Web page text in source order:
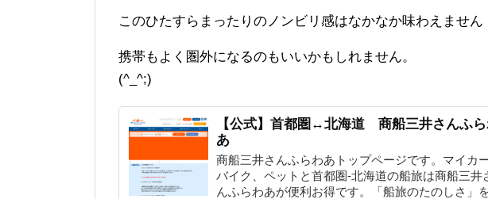
このひたすらまったりのノンビリ感はなかなか味わえません
携帯もよく圏外になるのもいいかもしれません。
(^_^;)
【公式】首都圏↔北海道 商船三井さんふ
あ
商船三井さんふらわあトップページです。マイカ
バイク、ペットと首都圏-北海道の船旅は商船三井
んふらわあが便利お得です。「船旅のたのしさ」